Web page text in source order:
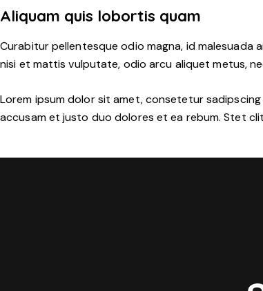
Aliquam quis lobortis quam
Curabitur pellentesque odio magna, id malesuada
nisi et mattis vulputate, odio arcu aliquet metus,
Lorem ipsum dolor sit amet, consetetur
accusam et justo duo dolores et ea rebum. Stet